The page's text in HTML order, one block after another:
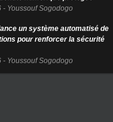
- Youssouf Sogodogo
un système automatisé de
pour renforcer la sécurité
- Youssouf Sogodogo